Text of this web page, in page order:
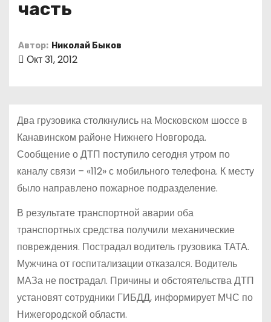
часть
Автор: Николай Быков
Окт 31, 2012
Два грузовика столкнулись на Московском шоссе в
Канавинском районе Нижнего Новгорода.
Сообщение о ДТП поступило сегодня утром по
каналу связи – «112» с мобильного телефона. К месту
было направлено пожарное подразделение.
В результате транспортной аварии оба
транспортных средства получили механические
повреждения. Пострадал водитель грузовика ТАТА.
Мужчина от госпитализации отказался. Водитель
МАЗа не пострадал. Причины и обстоятельства ДТП
установят сотрудники ГИБДД, информирует МЧС по
Нижегородской области.